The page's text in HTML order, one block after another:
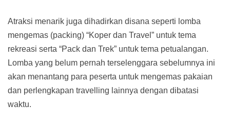
Atraksi menarik juga dihadirkan disana seperti lomba
mengemas (packing) “Koper dan Travel” untuk tema
rekreasi serta “Pack dan Trek” untuk tema petualangan.
Lomba yang belum pernah terselenggara sebelumnya ini
akan menantang para peserta untuk mengemas pakaian
dan perlengkapan travelling lainnya dengan dibatasi
waktu.